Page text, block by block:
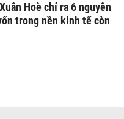
Hoè chỉ ra 6 nguyên
trong nền kinh tế còn